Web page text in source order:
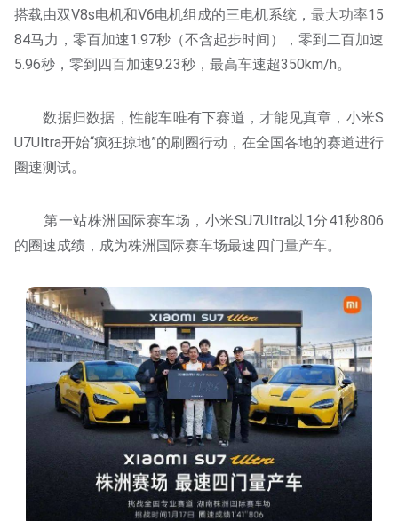
搭载由双V8s电机和V6电机组成的三电机系统，最大功率15
84马力，零百加速1.97秒（不含起步时间），零到二百加速
5.96秒，零到四百加速9.23秒，最高车速超350km/h。
数据归数据，性能车唯有下赛道，才能见真章，小米S
U7Ultra开始“疯狂掠地”的刷圈行动，在全国各地的赛道进行
圈速测试。
第一站株洲国际赛车场，小米SU7Ultra以1分41秒806
的圈速成绩，成为株洲国际赛车场最速四门量产车。